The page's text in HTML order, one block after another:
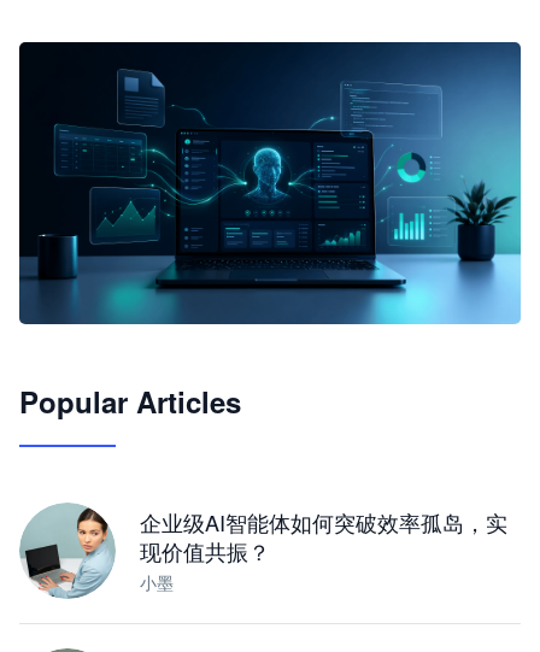
JimoClaw 桌面 AI Agent 工作台
Popular Articles
企业级AI智能体如何突破效率孤岛，实
现价值共振？
小墨